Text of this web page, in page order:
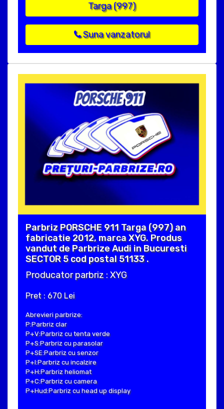
Targa (997)
Suna vanzatorul
Parbriz PORSCHE 911 Targa (997) an
fabricatie 2012, marca XYG. Produs
vandut de Parbrize Audi in Bucuresti
SECTOR 5 cod postal 51133 .
Producator parbriz : XYG
Pret : 670 Lei
Abrevieri parbrize:
P:Parbriz clar
P+V:Parbriz cu tenta verde
P+S:Parbriz cu parasolar
P+SE:Parbriz cu senzor
P+I:Parbriz cu incalzire
P+H:Parbriz heliomat
P+C:Parbriz cu camera
P+Hud:Parbriz cu head up display